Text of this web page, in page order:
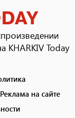
KHARKIV Today
Реклама на сайте